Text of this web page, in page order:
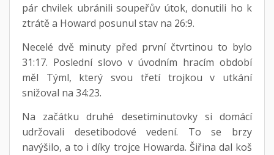
pár chvilek ubránili soupeřův útok, donutili ho k
ztrátě a Howard posunul stav na 26:9.
Necelé dvě minuty před první čtvrtinou to bylo
31:17. Poslední slovo v úvodním hracím období
měl Týml, který svou třetí trojkou v utkání
snižoval na 34:23.
Na začátku druhé desetiminutovky si domácí
udržovali desetibodové vedení. To se brzy
navýšilo, a to i díky trojce Howarda. Šiřina dal koš